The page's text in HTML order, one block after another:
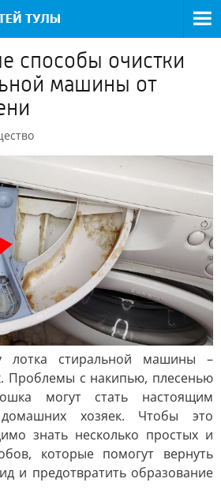
способы очистки
машины от
лотка стиральной машины –
Проблемы с накипью, плесенью
могут стать настоящим
хозяек. Чтобы это
знать несколько простых и
которые помогут вернуть
и предотвратить образование